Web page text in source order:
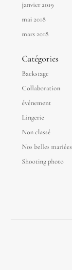
janvier 2019
mai 2018
mars 2018
Catégories
Backstage
Collaboration
événement
Lingerie
Non classé
Nos belles mariées
Shooting photo